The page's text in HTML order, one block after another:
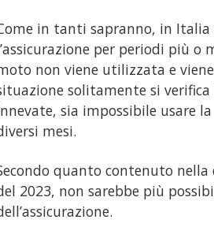
in tanti sapranno, in Italia
per periodi più
non viene utilizzata e
solitamente si verifica
sia impossibile usare
mesi.
quanto contenuto
2023, non sarebbe più